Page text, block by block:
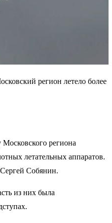
регион летело более
Московского региона
летательных аппаратов.
Собянин.
из них была